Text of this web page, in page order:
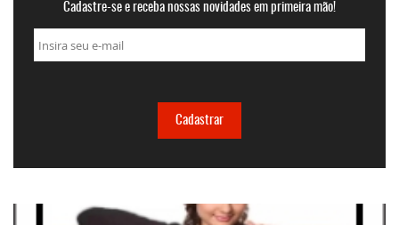
Cadastre-se e receba nossas novidades em primeira mão!